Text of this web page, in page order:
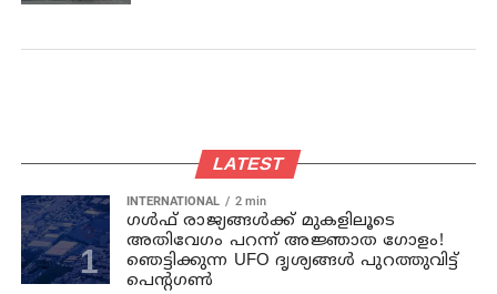
LATEST
INTERNATIONAL 2 min
ഗൾഫ് രാജ്യങ്ങൾക്ക് മുകളിലൂടെ
അതിവേഗം പറന്ന് അജ്ഞാത ഗോളം!
ഞെട്ടിക്കുന്ന UFO ദൃശ്യങ്ങൾ പുറത്തുവിട്ട്
പെന്റഗൺ